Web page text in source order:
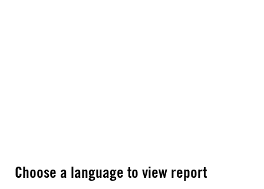
Choose a language to view report